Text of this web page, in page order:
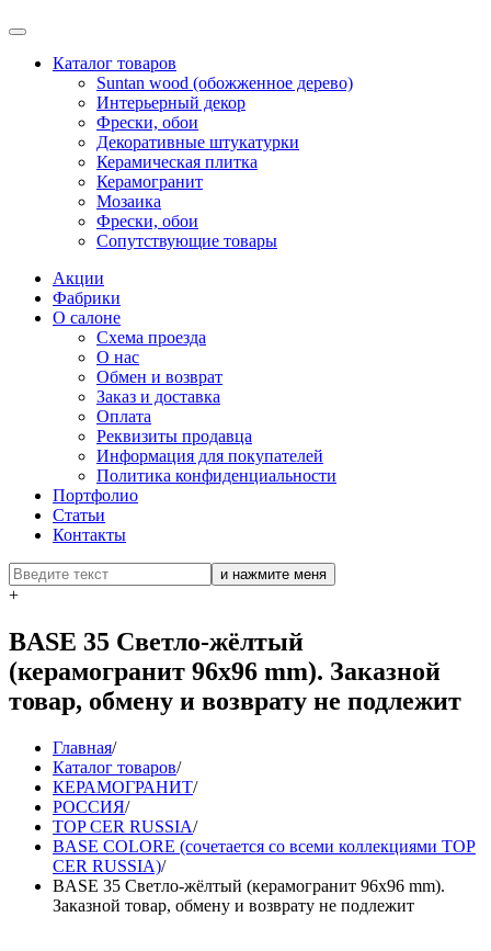
Каталог товаров
Suntan wood (обожженное дерево)
Интерьерный декор
Фрески, обои
Декоративные штукатурки
Керамическая плитка
Керамогранит
Мозаика
Фрески, обои
Сопутствующие товары
Акции
Фабрики
О салоне
Схема проезда
О нас
Обмен и возврат
Заказ и доставка
Оплата
Реквизиты продавца
Информация для покупателей
Политика конфиденциальности
Портфолио
Статьи
Контакты
+
BASE 35 Светло-жёлтый
(керамогранит 96х96 mm). Заказной
товар, обмену и возврату не подлежит
Главная/
Каталог товаров/
КЕРАМОГРАНИТ/
РОССИЯ/
TOP CER RUSSIA/
BASE COLORE (сочетается со всеми коллекциями TOP
CER RUSSIA)/
BASE 35 Светло-жёлтый (керамогранит 96х96 mm).
Заказной товар, обмену и возврату не подлежит